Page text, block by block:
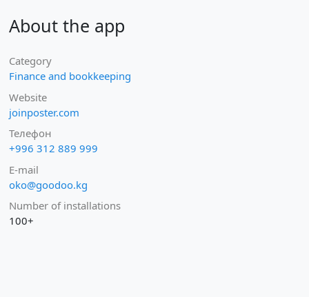
About the app
Category
Finance and bookkeeping
Website
joinposter.com
Телефон
+996 312 889 999
E-mail
oko@goodoo.kg
Number of installations
100+